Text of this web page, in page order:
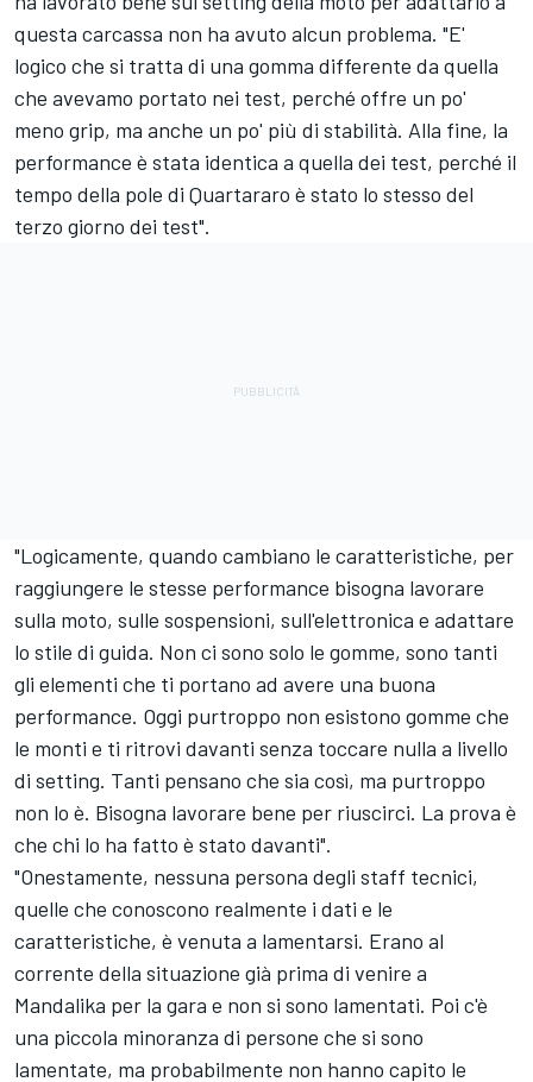
questa carcassa non ha avuto alcun problema. "E'
logico che si tratta di una gomma differente da quella
che avevamo portato nei test, perché offre un po'
meno grip, ma anche un po' più di stabilità. Alla fine, la
performance è stata identica a quella dei test, perché il
tempo della pole di Quartararo è stato lo stesso del
terzo giorno dei test".
"Logicamente, quando cambiano le caratteristiche, per
raggiungere le stesse performance bisogna lavorare
sulla moto, sulle sospensioni, sull'elettronica e adattare
lo stile di guida. Non ci sono solo le gomme, sono tanti
gli elementi che ti portano ad avere una buona
performance. Oggi purtroppo non esistono gomme che
le monti e ti ritrovi davanti senza toccare nulla a livello
di setting. Tanti pensano che sia così, ma purtroppo
non lo è. Bisogna lavorare bene per riuscirci. La prova è
che chi lo ha fatto è stato davanti".
"Onestamente, nessuna persona degli staff tecnici,
quelle che conoscono realmente i dati e le
caratteristiche, è venuta a lamentarsi. Erano al
corrente della situazione già prima di venire a
Mandalika per la gara e non si sono lamentati. Poi c'è
una piccola minoranza di persone che si sono
lamentate, ma probabilmente non hanno capito le